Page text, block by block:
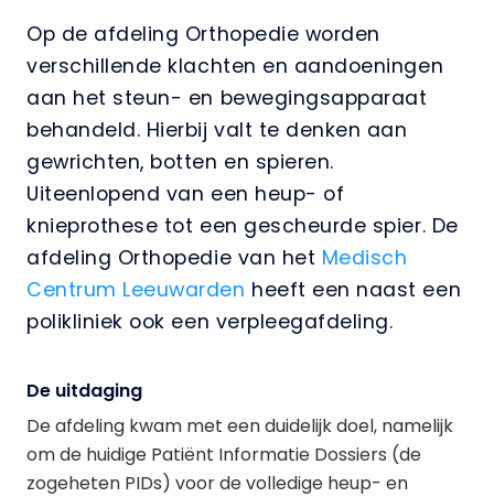
Op de afdeling Orthopedie worden
verschillende klachten en aandoeningen
aan het steun- en bewegingsapparaat
behandeld. Hierbij valt te denken aan
gewrichten, botten en spieren.
Uiteenlopend van een heup- of
knieprothese tot een gescheurde spier. De
afdeling Orthopedie van het Medisch
Centrum Leeuwarden heeft een naast een
polikliniek ook een verpleegafdeling.
De uitdaging
De afdeling kwam met een duidelijk doel, namelijk
om de huidige Patiënt Informatie Dossiers (de
zogeheten PIDs) voor de volledige heup- en